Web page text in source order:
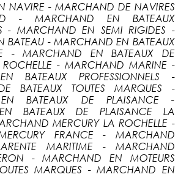
NAVIRE - MARCHAND DE NAVIRES
- MARCHAND EN BATEAUX
- MARCHAND EN SEMI RIGIDES -
BATEAU - MARCHAND EN BATEAUX
- MARCHAND EN BATEAUX DE
ROCHELLE - MARCHAND MARINE -
BATEAUX PROFESSIONNELS -
BATEAUX TOUTES MARQUES -
BATEAUX DE PLAISANCE -
BATEAUX DE PLAISANCE LA
MERCURY LA ROCHELLE -
FRANCE - MARCHAND
MARITIME - MARCHAND
- MARCHAND EN MOTEURS
MARQUES - MARCHAND EN